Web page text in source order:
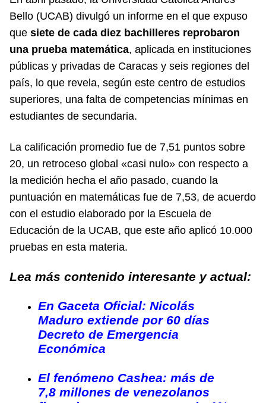
Bello (UCAB) divulgó un informe en el que expuso
que siete de cada diez bachilleres reprobaron
una prueba matemática, aplicada en instituciones
públicas y privadas de Caracas y seis regiones del
país, lo que revela, según este centro de estudios
superiores, una falta de competencias mínimas en
estudiantes de secundaria.
La calificación promedio fue de 7,51 puntos sobre
20, un retroceso global «casi nulo» con respecto a
la medición hecha el año pasado, cuando la
puntuación en matemáticas fue de 7,53, de acuerdo
con el estudio elaborado por la Escuela de
Educación de la UCAB, que este año aplicó 10.000
pruebas en esta materia.
Lea más contenido interesante y actual:
En Gaceta Oficial: Nicolás
Maduro extiende por 60 días
Decreto de Emergencia
Económica
El fenómeno Cashea: más de
7,8 millones de venezolanos